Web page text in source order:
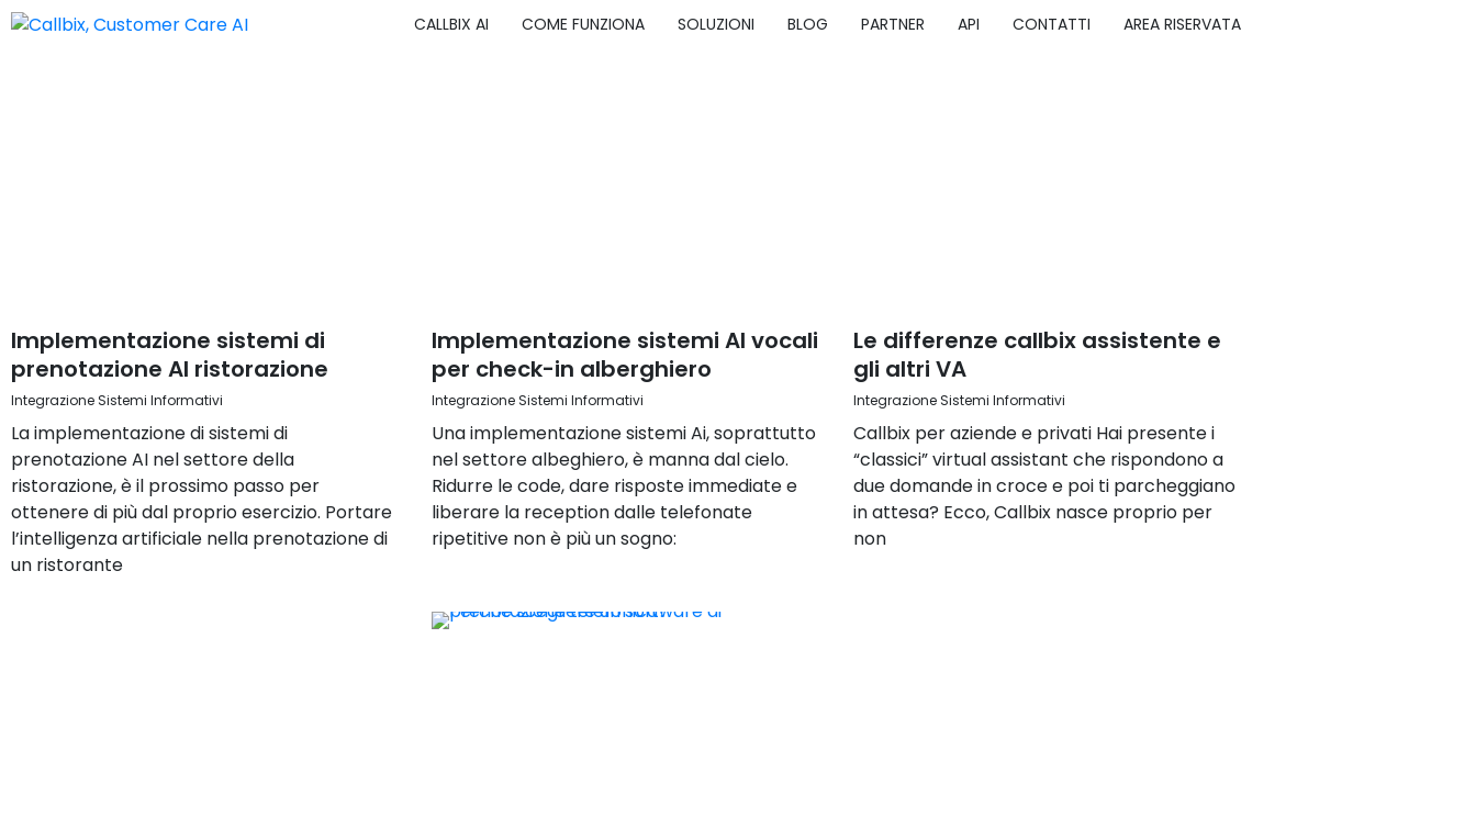
CALLBIX AI COME FUNZIONA SOLUZIONI BLOG PARTNER API CONTATTI AREA RISERVATA
Implementazione sistemi di
prenotazione AI ristorazione
Integrazione Sistemi Informativi
La implementazione di sistemi di
prenotazione AI nel settore della
ristorazione, è il prossimo passo per
ottenere di più dal proprio esercizio. Portare
l’intelligenza artificiale nella prenotazione di
un ristorante
Implementazione sistemi AI vocali
per check-in alberghiero
Integrazione Sistemi Informativi
Una implementazione sistemi Ai, soprattutto
nel settore albeghiero, è manna dal cielo.
Ridurre le code, dare risposte immediate e
liberare la reception dalle telefonate
ripetitive non è più un sogno:
Le differenze callbix assistente e
gli altri VA
Integrazione Sistemi Informativi
Callbix per aziende e privati Hai presente i
“classici” virtual assistant che rispondono a
due domande in croce e poi ti parcheggiano
in attesa? Ecco, Callbix nasce proprio per
non